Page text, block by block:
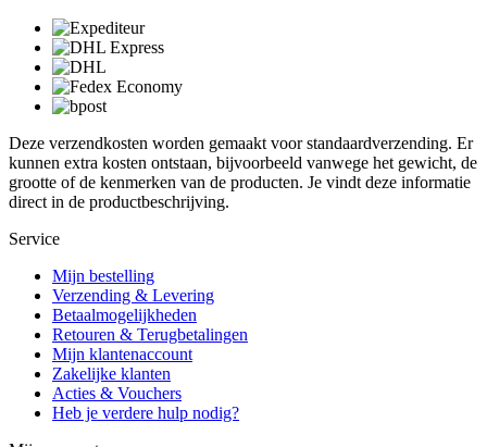
Deze verzendkosten worden gemaakt voor standaardverzending. Er
kunnen extra kosten ontstaan, bijvoorbeeld vanwege het gewicht, de
grootte of de kenmerken van de producten. Je vindt deze informatie
direct in de productbeschrijving.
Service
Mijn bestelling
Verzending & Levering
Betaalmogelijkheden
Retouren & Terugbetalingen
Mijn klantenaccount
Zakelijke klanten
Acties & Vouchers
Heb je verdere hulp nodig?